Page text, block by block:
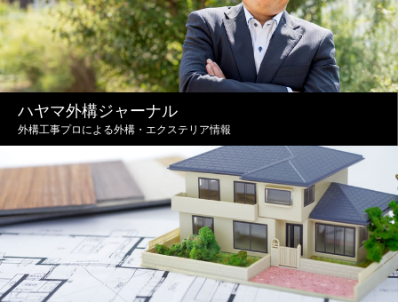
ハヤマ外構ジャーナル
外構工事プロによる外構・エクステリア情報